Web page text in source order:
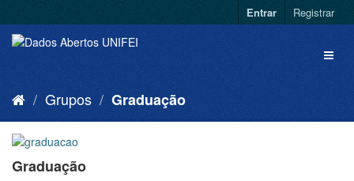
Entrar Registrar
Grupos Graduação
Graduação